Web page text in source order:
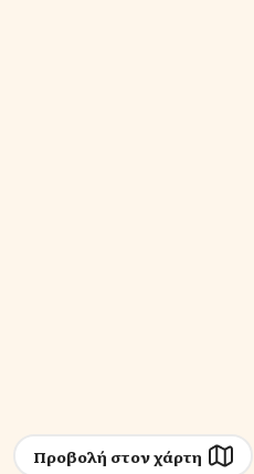
Προβολή στον χάρτη